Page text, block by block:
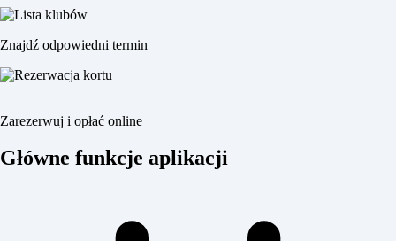
Znajdź odpowiedni termin
Zarezerwuj i opłać online
Główne funkcje aplikacji